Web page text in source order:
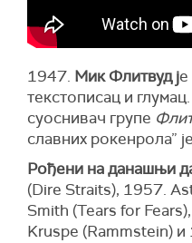
1947. Мик Флитвуд је
текстописац и
суоснивач групе
славних рокенрола”
Рођени на данашњи
(Dire Straits), 1957.
Smith (Tears for
Kruspe (Rammstein)